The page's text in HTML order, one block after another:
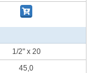
1/2" x 20
45,0